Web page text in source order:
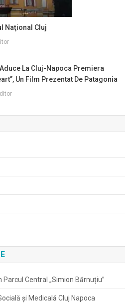
Naţional Cluj
La Cluj-Napoca Premiera
Un Film Prezentat De Patagonia
Central „Simion Bărnuțiu”
şi Medicală Cluj Napoca